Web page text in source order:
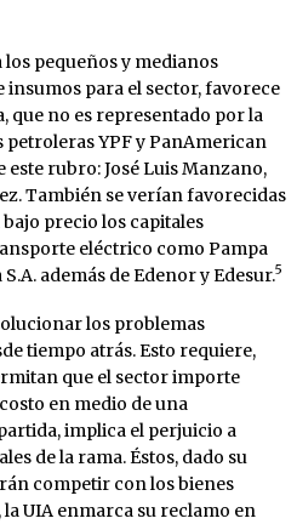
los pequeños y medianos
para el sector, favorece
que no es representado por la
petroleras YPF y PanAmerican
rubro: José Luis Manzano,
También se verían favorecidas
precio los capitales
eléctrico como Pampa
además de Edenor y Edesur.5
los problemas
tiempo atrás. Esto requiere,
que el sector importe
en medio de una
implica el perjuicio a
de la rama. Éstos, dado su
competir con los bienes
UIA enmarca su reclamo en